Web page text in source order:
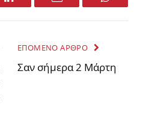
LinkedIn Email
ΕΠΟΜΕΝΟ ΑΡΘΡΟ
Σαν σήμερα 2 Μάρτη